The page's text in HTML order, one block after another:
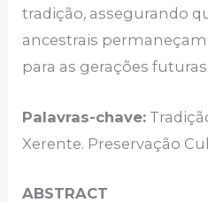
tradição, assegurando
ancestrais
para as gerações futuras.
Palavras-chave:
Xerente. Preservação
ABSTRACT